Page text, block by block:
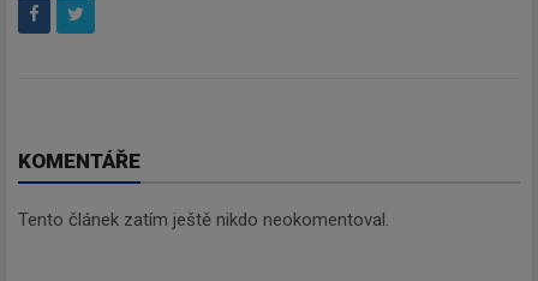
KOMENTÁŘE
Tento článek zatím ještě nikdo neokomentoval.